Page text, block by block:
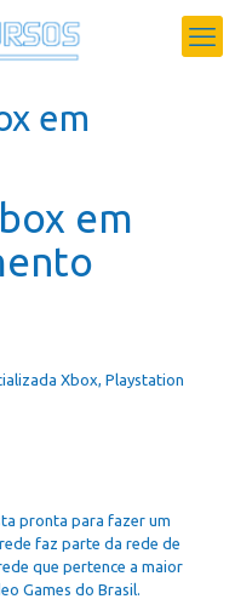
em
em
Xbox, Playstation
pronta para fazer um
faz parte da rede de
que pertence a maior
Games do Brasil.